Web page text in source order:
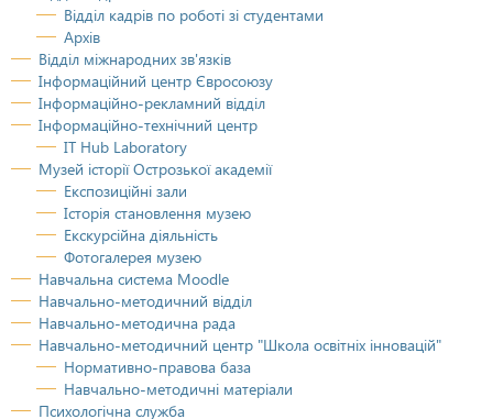
Відділ кадрів по роботі зі студентами
Архів
Відділ міжнародних зв'язків
Інформаційний центр Євросоюзу
Інформаційно-рекламний відділ
Інформаційно-технічний центр
IT Hub Laboratory
Музей історії Острозької академії
Експозиційні зали
Історія становлення музею
Екскурсійна діяльність
Фотогалерея музею
Навчальна система Moodle
Навчально-методичний відділ
Навчально-методична рада
Навчально-методичний центр "Школа освітніх інновацій"
Нормативно-правова база
Навчально-методичні матеріали
Психологічна служба